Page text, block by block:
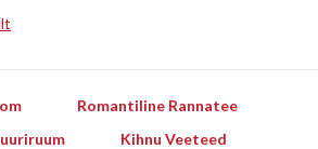
Romantiline Rannatee
Kihnu Veeteed